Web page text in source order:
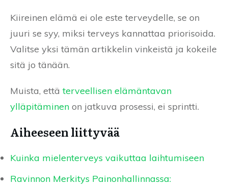
Kiireinen elämä ei ole este terveydelle, se on
juuri se syy, miksi terveys kannattaa priorisoida.
Valitse yksi tämän artikkelin vinkeistä ja kokeile
sitä jo tänään.
Muista, ettäterveellisen elämäntavan
ylläpitäminen on jatkuva prosessi, ei sprintti.
Aiheeseen liittyvää
Kuinka mielenterveys vaikuttaa laihtumiseen
Ravinnon Merkitys Painonhallinnassa: